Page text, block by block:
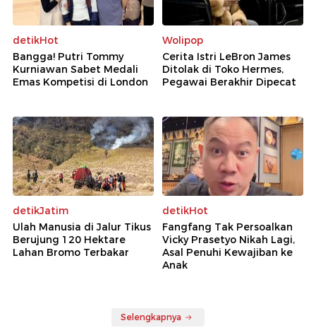
detikHot
Bangga! Putri Tommy
Kurniawan Sabet Medali
Emas Kompetisi di London
Wolipop
Cerita Istri LeBron James
Ditolak di Toko Hermes,
Pegawai Berakhir Dipecat
detikJatim
Ulah Manusia di Jalur Tikus
Berujung 120 Hektare
Lahan Bromo Terbakar
detikHot
Fangfang Tak Persoalkan
Vicky Prasetyo Nikah Lagi,
Asal Penuhi Kewajiban ke
Anak
Selengkapnya